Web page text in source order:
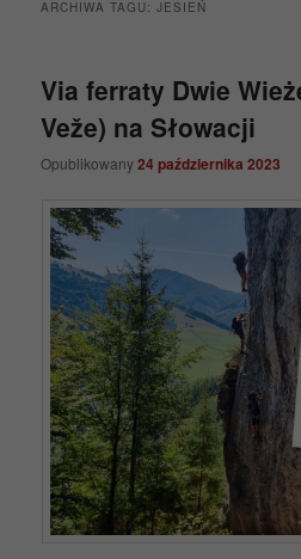
ARCHIWA TAGU:JESIEŃ
Via ferraty Dwie
Veže) na Słowacji
Opublikowany24 października 2023